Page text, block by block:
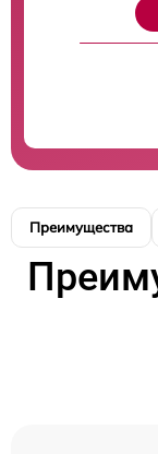
Преимущества